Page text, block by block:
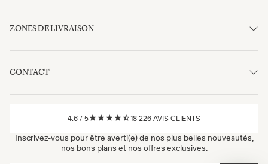
ZONES DE LIVRAISON
CONTACT
4.6 / 5 18 226 AVIS CLIENTS
Inscrivez-vous pour être averti(e) de nos plus belles nouveautés,
nos bons plans et nos offres exclusives.